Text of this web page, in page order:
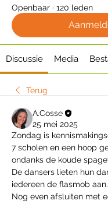
Openbaar · 120 leden
Discussie Media
Terug
A.Cosse
25 mei 2025
Zondag is
7 scholen en een hoop
ondanks de koude
De dansers lieten hun
iedereen de flasmob aan.
Nog even afsluiten met